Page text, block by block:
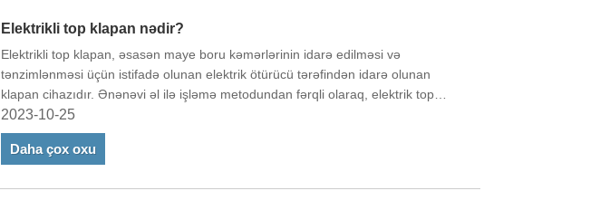
Elektrikli top klapan nədir?
Elektrikli top klapan, əsasən maye boru kəmərlərinin idarə edilməsi və
tənzimlənməsi üçün istifadə olunan elektrik ötürücü tərəfindən idarə olunan
klapan cihazıdır. Ənənəvi əl ilə işləmə metodundan fərqli olaraq, elektrik top
klapanları klapanın avtomatik açılması və bağlanmasını həyata keçirmək üçün
elektrik ötürücüləri tərəfindən idarə olunur, beləliklə sənaye, ticarət və məişət
sahələrində mayenin idarə edilməsi üçün daha səmərəli və rahat həllər təmin
2023-10-25
Daha çox oxu